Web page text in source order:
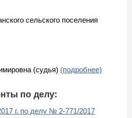
сельского поселения
(судья) (подробнее)
по делу:
г. по делу № 2-771/2017